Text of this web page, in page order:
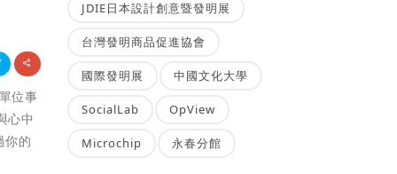
位事
心中
你的
JDIE日本設計創意暨發明展
台灣發明商品促進協會
國際發明展 中國文化大學
SocialLab OpView
Microchip 永春分館